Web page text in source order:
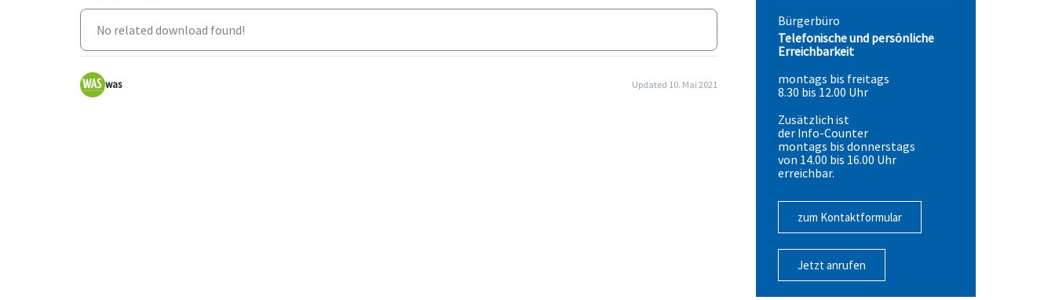
No related download found!
was Updated 10. Mai 2021
Bürgerbüro
Telefonische und persönliche
Erreichbarkeit
montags bis freitags
8.30 bis 12.00 Uhr
Zusätzlich ist
der Info-Counter
montags bis donnerstags
von 14.00 bis 16.00 Uhr
erreichbar.
zum Kontaktformular
Jetzt anrufen